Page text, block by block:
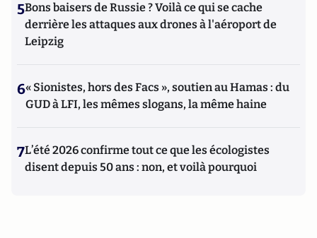
5Bons baisers de Russie ? Voilà ce qui se cache
derrière les attaques aux drones à l'aéroport de
Leipzig
6« Sionistes, hors des Facs », soutien au Hamas : du
GUD à LFI, les mêmes slogans, la même haine
7L’été 2026 confirme tout ce que les écologistes
disent depuis 50 ans : non, et voilà pourquoi